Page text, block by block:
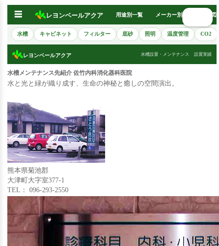
☰ レヨンベールアクア 用途別一覧 メーカー別 熱帯魚図
水槽 キャビネット フィルター 底砂 照明 温度管理 CO2
レヨンベールアクア 水槽設置・メンテナンス 設置実績
水槽メンテナンス先紹介 佐竹内科消化器科医院
水と光と緑が織り成す、生命の神秘と癒しの空間演出。
熊本県菊池郡
大津町大字室377-1
TEL： 096-293-2550